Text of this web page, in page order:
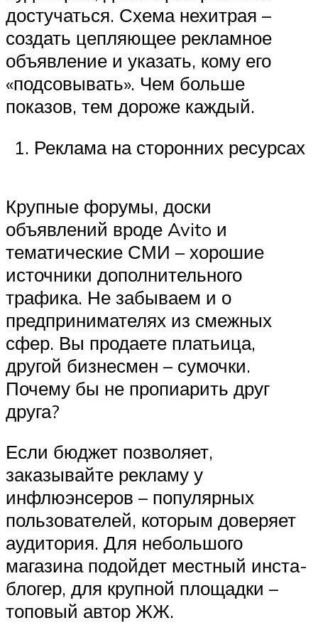
достучаться. Схема нехитрая –
создать цепляющее рекламное
объявление и указать, кому его
«подсовывать». Чем больше
показов, тем дороже каждый.
Реклама на сторонних ресурсах
Крупные форумы, доски
объявлений вроде Avito и
тематические СМИ – хорошие
источники дополнительного
трафика. Не забываем и о
предпринимателях из смежных
сфер. Вы продаете платьица,
другой бизнесмен – сумочки.
Почему бы не пропиарить друг
друга?
Если бюджет позволяет,
заказывайте рекламу у
инфлюэнсеров – популярных
пользователей, которым доверяет
аудитория. Для небольшого
магазина подойдет местный инста-
блогер, для крупной площадки –
топовый автор ЖЖ.